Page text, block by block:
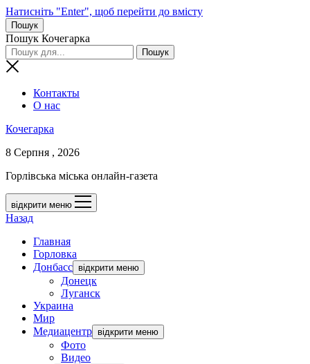
Натисніть "Enter", щоб перейти до вмісту
Пошук
Пошук Кочегарка
Контакты
О нас
Кочегарка
8 Серпня , 2026
Горлівська міська онлайн-газета
відкрити меню
Назад
Главная
Горловка
Донбасс відкрити меню
Донецк
Луганск
Украина
Мир
Медиацентр відкрити меню
Фото
Видео